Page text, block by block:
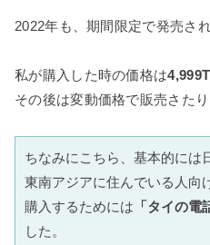
2022年も、期間限定で発売さ
私が購入した時の価格は
その後は変動価格で販売さた
ちなみにこちら、基本的には
東南アジアに住んでいる人向
購入するためには 「タイの電
した。